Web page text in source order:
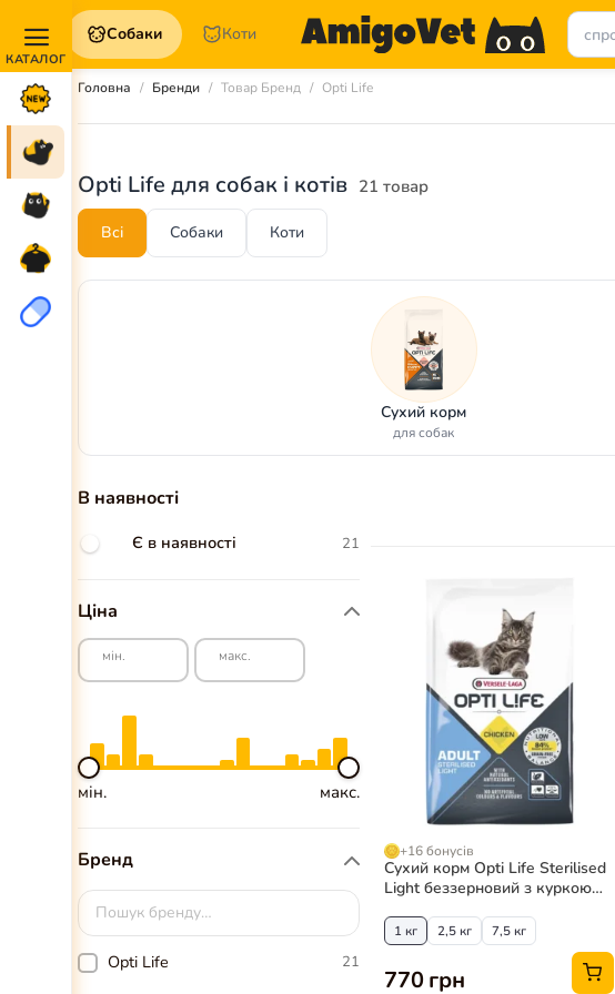
Собаки Коти
Головна Бренди Товар Бренд Opti Life
Opti Life для собак і котів 21 товар
Всі Собаки Коти
Сухий корм
для собак
В наявності
Є в наявності 21
Ціна
мін. макс.
мін. макс.
Бренд
Opti Life 21
+16 бонусів
Сухий корм Opti Life Sterilised
Light беззерновий з куркою
1 кг 2,5 кг 7,5 кг
770 грн
Акції та
Коти
Для